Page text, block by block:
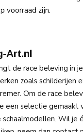
voorraad zijn.
Art.nl
de race beleving in
zoals schilderijen
Om de race
een selectie gemaakt
Wil je